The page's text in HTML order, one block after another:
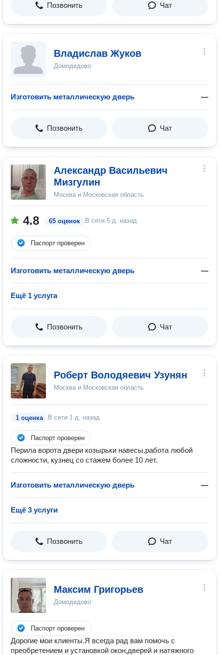
Позвонить Чат
Владислав Жуков
Домодедово
Изготовить металлическую дверь —
Позвонить Чат
Александр Васильевич
Мизгулин
Москва и Московская область
4.8 65 оценок В сети 5 д. назад
Паспорт проверен
Изготовить металлическую дверь —
Ещё 1 услуга
Позвонить Чат
Роберт Володяевич Узунян
Москва и Московская область
1 оценка В сети 1 д. назад
Паспорт проверен
Перила ворота двери козырьки навесы,работа любой
сложности, кузнец со стажем более 10 лет.
Изготовить металлическую дверь —
Ещё 3 услуги
Позвонить Чат
Максим Григорьев
Домодедово
Паспорт проверен
Дорогие мои клиенты.Я всегда рад вам помочь с
преобретением и установкой окон,дверей и натяжного